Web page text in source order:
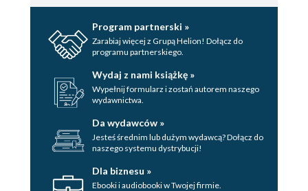
Program partnerski »
Zarabiaj więcej z Grupą Helion! Dołącz do
programu partnerskiego.
Wydaj z nami książkę »
Wypełnij formularz i zostań autorem naszego
wydawnictwa.
Da wydawców »
Jesteś średnim lub dużym wydawcą? Dołącz do
naszego systemu dystrybucji!
Dla biznesu »
Ebooki i audiobooki w Twojej firmie.